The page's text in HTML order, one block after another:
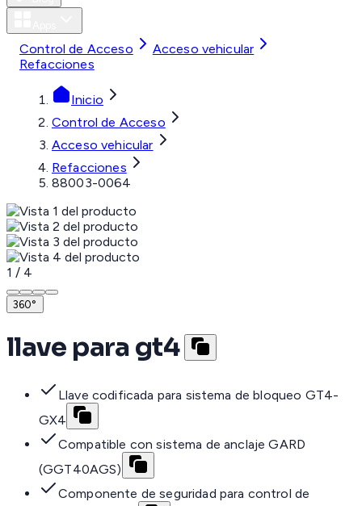
Control de Acceso
Acceso vehicular
Refacciones
Inicio
Control de Acceso
Acceso vehicular
Refacciones
88003-0064
1 / 4
360°
llave para gt4
Llave codificada para sistema de bloqueo GT4-
GX4
Compatible con sistema de anclaje GARD
(GGT40AGS)
Componente de seguridad para control de